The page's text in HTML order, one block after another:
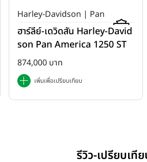
Harley-Davidson | Pan
America 1250
ฮาร์ลีย์-เดวิดสัน Harley-David
son Pan America 1250 ST
ปี 2025
874,000 บาท
เพิ่มเพื่อเปรียบเทียบ
รีวิว-เปรียบเที